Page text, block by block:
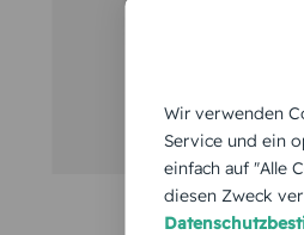
Wir verwenden
Service und ein
einfach auf "Alle
diesen Zweck